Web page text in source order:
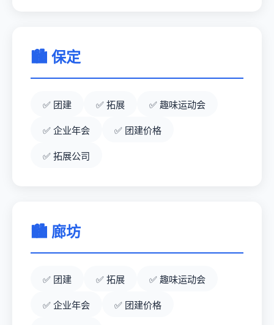
🏙️ 保定
团建 拓展 趣味运动会
企业年会 团建价格
拓展公司
🏙️ 廊坊
团建 拓展 趣味运动会
企业年会 团建价格